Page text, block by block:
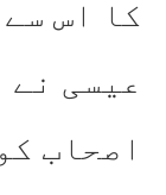
کا اس
عیسی نے
اصحاب